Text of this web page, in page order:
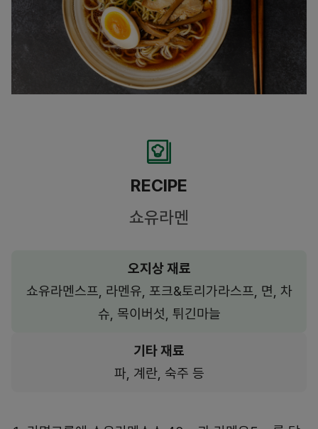
RECIPE
쇼유라멘
오지상 재료
쇼유라멘스프, 라멘유, 포크&토리가라스프, 면, 차
슈, 목이버섯, 튀긴마늘
기타 재료
파, 계란, 숙주 등